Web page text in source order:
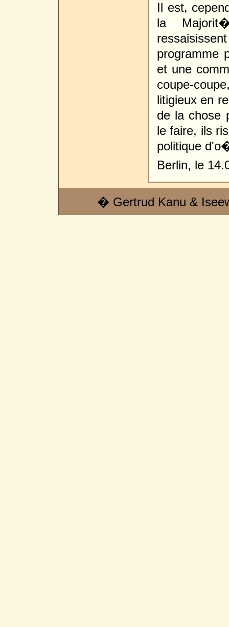
Il est,
la
programme
et une
coupe-
litigieux en
de la chose
le faire, ils
politique
Berlin, le
� Gertrud Kanu &